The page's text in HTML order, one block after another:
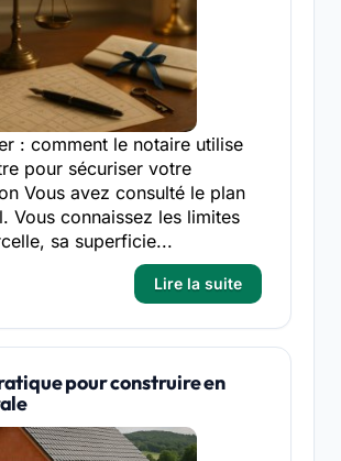
: comment le notaire utilise
pour sécuriser votre
Vous avez consulté le plan
Vous connaissez les limites
sa superficie...
Lire la suite
pour construire en